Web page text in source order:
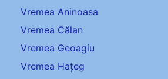
Vremea Aninoasa
Vremea Călan
Vremea Geoagiu
Vremea Hațeg